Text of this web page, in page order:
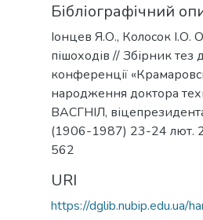
Бібліографічний
Іонцев Я.О., Колосок І.О.
пішоходів // Збірник
конференції
народження доктора
ВАСГНІЛ,
(1906-1987) 23-24 лют.
562
URI
https://dglib.nubip.edu.ua/